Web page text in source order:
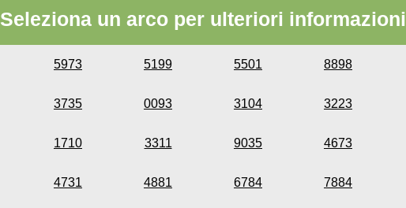
Seleziona un arco per ulteriori informazioni
5973 5199 5501 8898
3735 0093 3104 3223
1710 3311 9035 4673
4731 4881 6784 7884